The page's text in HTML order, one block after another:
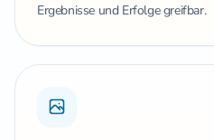
Ergebnisse und Erfolge greifbar.